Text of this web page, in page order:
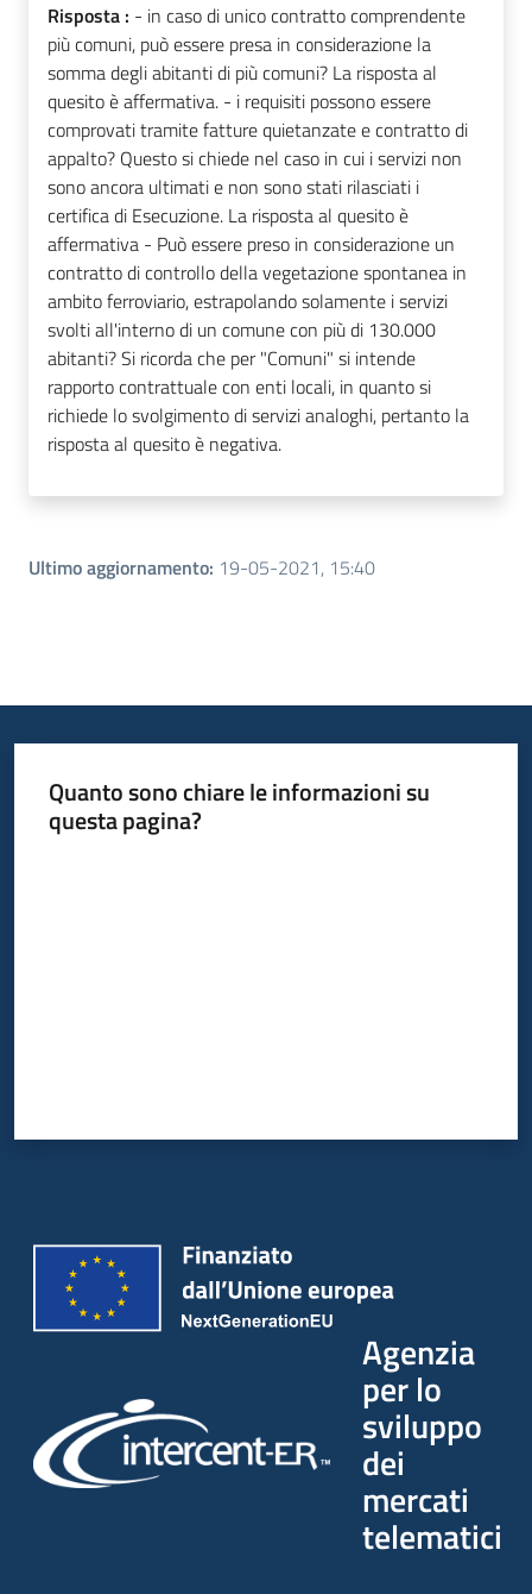
Risposta : - in caso di unico contratto comprendente
più comuni, può essere presa in considerazione la
somma degli abitanti di più comuni? La risposta al
quesito è affermativa. - i requisiti possono essere
comprovati tramite fatture quietanzate e contratto di
appalto? Questo si chiede nel caso in cui i servizi non
sono ancora ultimati e non sono stati rilasciati i
certifica di Esecuzione. La risposta al quesito è
affermativa - Può essere preso in considerazione un
contratto di controllo della vegetazione spontanea in
ambito ferroviario, estrapolando solamente i servizi
svolti all'interno di un comune con più di 130.000
abitanti? Si ricorda che per "Comuni" si intende
rapporto contrattuale con enti locali, in quanto si
richiede lo svolgimento di servizi analoghi, pertanto la
risposta al quesito è negativa.
Ultimo aggiornamento: 19-05-2021, 15:40
Quanto sono chiare le informazioni su
questa pagina?
Agenzia
per lo
sviluppo
dei
mercati
telematici